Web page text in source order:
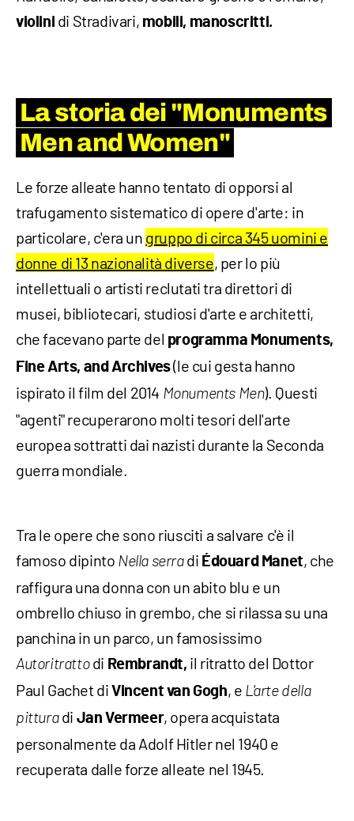
violini di Stradivari, mobili, manoscritti.
La storia dei "Monuments
Men and Women"
Le forze alleate hanno tentato di opporsi al
trafugamento sistematico di opere d'arte: in
particolare, c'era un gruppo di circa 345 uomini e
donne di 13 nazionalità diverse, per lo più
intellettuali o artisti reclutati tra direttori di
musei, bibliotecari, studiosi d'arte e architetti,
che facevano parte del programma Monuments,
Fine Arts, and Archives(le cui gesta hanno
ispirato il film del 2014 Monuments Men). Questi
"agenti" recuperarono molti tesori dell'arte
europea sottratti dai nazisti durante la Seconda
guerra mondiale.
Tra le opere che sono riusciti a salvare c'è il
famoso dipinto Nella serradi Édouard Manet, che
raffigura una donna con un abito blu e un
ombrello chiuso in grembo, che si rilassa su una
panchina in un parco, un famosissimo
Autoritrattodi Rembrandt, il ritratto del Dottor
Paul Gachet di Vincent van Gogh, e L'arte della
pitturadi Jan Vermeer, opera acquistata
personalmente da Adolf Hitler nel 1940 e
recuperata dalle forze alleate nel 1945.